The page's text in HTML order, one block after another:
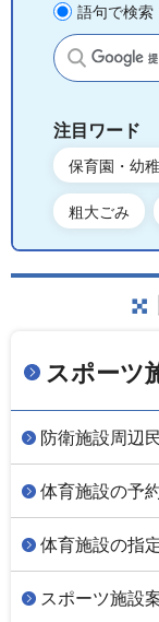
語句で検索
サイト内
注目ワード
保育園・幼
粗大ごみ
スポーツ
防衛施設周辺
体育施設の予
体育施設の指
スポーツ施設